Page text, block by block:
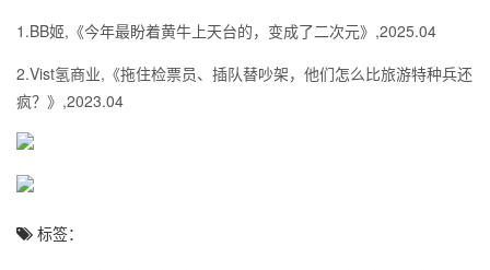
1.BB姬,《今年最盼着黄牛上天台的，变成了二次元》,2025.04
2.Vist氢商业,《拖住检票员、插队替吵架，他们怎么比旅游特种兵还
疯？》,2023.04
标签：